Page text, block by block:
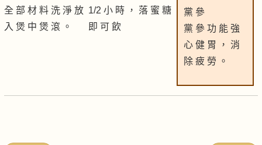
黨 參
黨 參 功 能 強
心 健 胃 ， 消
除 疲 勞 。
全 部 材 料 洗 淨 放
入 煲 中 煲 滾 。
1/2 小 時 ， 落 蜜 糖
即 可 飲